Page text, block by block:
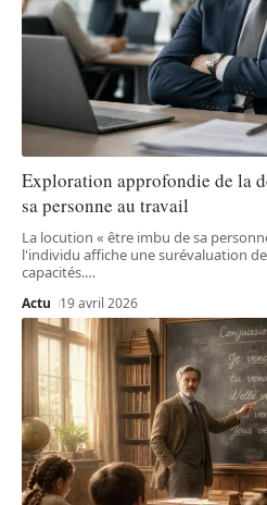
Exploration approfondie de la
sa personne au travail
La locution « être imbu de sa
l'individu affiche une surévaluation
capacités.…
Actu 19 avril 2026